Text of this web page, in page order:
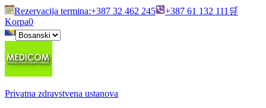
Rezervacija termina:+387 32 462 245 +387 61 132 111 🛒
Korpa0
Privatna zdravstvena ustanova